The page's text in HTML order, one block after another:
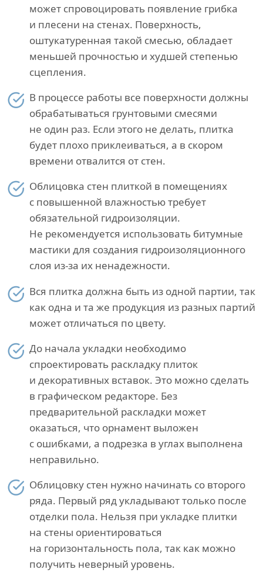
может спровоцировать появление грибка
и плесени на стенах. Поверхность,
оштукатуренная такой смесью, обладает
меньшей прочностью и худшей степенью
сцепления.
В процессе работы все поверхности должны
обрабатываться грунтовыми смесями
не один раз. Если этого не делать, плитка
будет плохо приклеиваться, а в скором
времени отвалится от стен.
Облицовка стен плиткой в помещениях
с повышенной влажностью требует
обязательной гидроизоляции.
Не рекомендуется использовать битумные
мастики для создания гидроизоляционного
слоя из-за их ненадежности.
Вся плитка должна быть из одной партии, так
как одна и та же продукция из разных партий
может отличаться по цвету.
До начала укладки необходимо
спроектировать раскладку плиток
и декоративных вставок. Это можно сделать
в графическом редакторе. Без
предварительной раскладки может
оказаться, что орнамент выложен
с ошибками, а подрезка в углах выполнена
неправильно.
Облицовку стен нужно начинать со второго
ряда. Первый ряд укладывают только после
отделки пола. Нельзя при укладке плитки
на стены ориентироваться
на горизонтальность пола, так как можно
получить неверный уровень.